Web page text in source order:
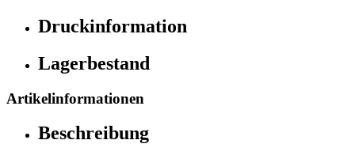
Druckinformation
Lagerbestand
Artikelinformationen
Beschreibung